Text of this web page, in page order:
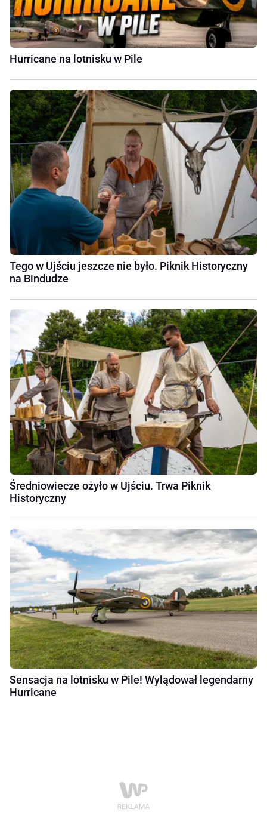
Hurricane na lotnisku w Pile
Tego w Ujściu jeszcze nie było. Piknik Historyczny
na Bindudze
Średniowiecze ożyło w Ujściu. Trwa Piknik
Historyczny
Sensacja na lotnisku w Pile! Wylądował legendarny
Hurricane